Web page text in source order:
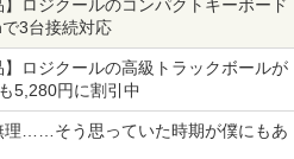
】ロジクールのコンパクトキーボード
3台接続対応
】ロジクールの高級トラックボールが
5,280円に割引中
理……そう思っていた時期が僕にもあ